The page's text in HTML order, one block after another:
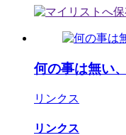
何の事は無い
リンクス
リンクス